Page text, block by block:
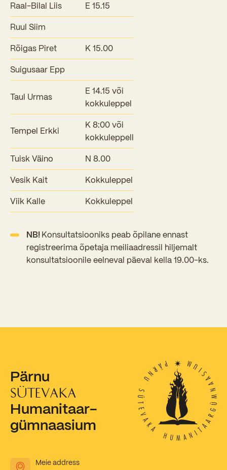
Raal-Bilal Liis
E 15.15
Ruul Siim
Rõigas Piret
K 15.00
Suigusaar Epp
Taul Urmas
E 14.15 või
kokkuleppel
Tempel Erkki
K 8:00 või
kokkuleppell
Tuisk Väino
N 8.00
Vesik Kait
Kokkuleppel
Viik Kalle
Kokkuleppel
NB!Konsultatsiooniks peab õpilane ennast
registreerima õpetaja meiliaadressil hiljemalt
konsultatsioonile eelneval päeval kella 19.00-ks.
Pärnu
SÜTEVAKA
Humanitaar-
gümnaasium
Meie address